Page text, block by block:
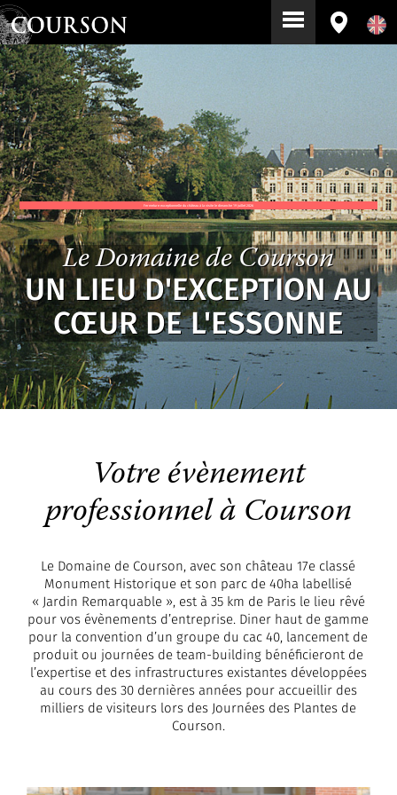
Fermeture exceptionnelle du château à la visite le dimanche 19 juillet 2026
Le Domaine de Courson
UN LIEU D'EXCEPTION AU
CŒUR DE L'ESSONNE
Votre évènement
professionnel à Courson
Le Domaine de Courson, avec son château 17e classé
Monument Historique et son parc de 40ha labellisé
« Jardin Remarquable », est à 35 km de Paris le lieu rêvé
pour vos évènements d’entreprise. Diner haut de gamme
pour la convention d’un groupe du cac 40, lancement de
produit ou journées de team-building bénéficieront de
l’expertise et des infrastructures existantes développées
au cours des 30 dernières années pour accueillir des
milliers de visiteurs lors des Journées des Plantes de
Courson.